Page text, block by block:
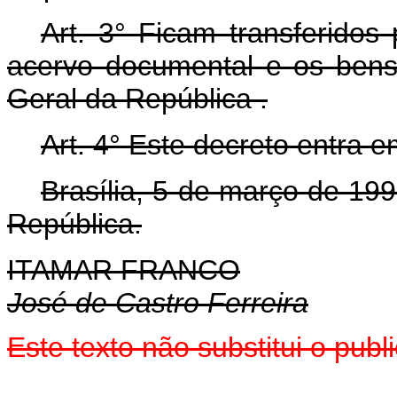
Art. 3° Ficam
acervo documental e os
Geral da República .
Art. 4° Este decreto entra
Brasília, 5 de março de
República.
ITAMAR FRANCO
José de Castro Ferreira
Este texto não substitui o